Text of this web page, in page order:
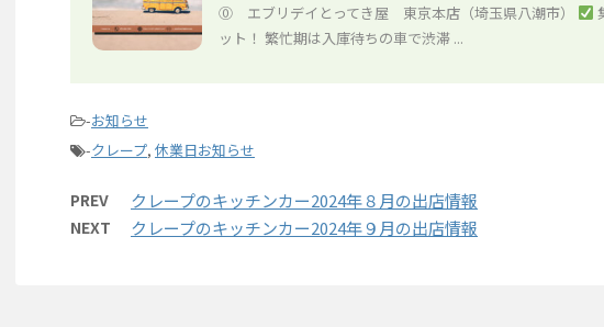
⓪ エブリデイとってき屋 東京本店（埼玉県八潮市）
ット！ 繁忙期は入庫待ちの車で渋滞 ...
-お知らせ
-クレープ, 休業日お知らせ
PREV クレープのキッチンカー2024年８月の出店情報
NEXT クレープのキッチンカー2024年９月の出店情報